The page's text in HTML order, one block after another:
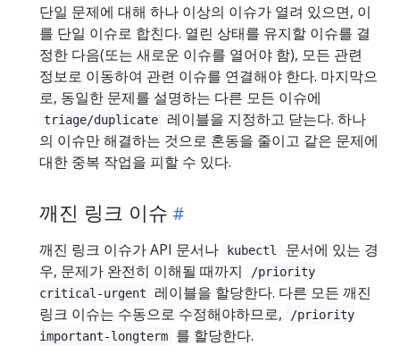
단일 문제에 대해 하나 이상의 이슈가 열려 있으면, 이
를 단일 이슈로 합친다. 열린 상태를 유지할 이슈를 결
정한 다음(또는 새로운 이슈를 열어야 함), 모든 관련
정보로 이동하여 관련 이슈를 연결해야 한다. 마지막으
로, 동일한 문제를 설명하는 다른 모든 이슈에
triage/duplicate
레이블을 지정하고 닫는다. 하나
의 이슈만 해결하는 것으로 혼동을 줄이고 같은 문제에
대한 중복 작업을 피할 수 있다.
깨진 링크 이슈
깨진 링크 이슈가 API 문서나 kubectl
문서에 있는 경
우, 문제가 완전히 이해될 때까지
/priority
critical-urgent
레이블을 할당한다. 다른 모든 깨진
링크 이슈는 수동으로 수정해야하므로,
/priority
important-longterm
를 할당한다.